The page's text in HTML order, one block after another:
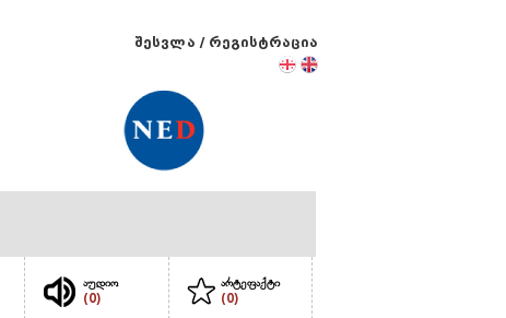
შესვლა / რეგისტრაცია
აუდიო
(0)
არტეფაქტი
(0)